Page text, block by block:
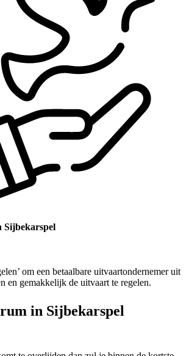
Sijbekarspel
om een betaalbare uitvaartondernemer uit
en gemakkelijk de uitvaart te regelen.
in Sijbekarspel